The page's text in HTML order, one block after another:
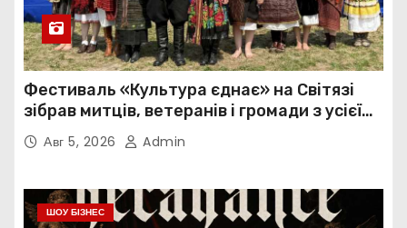
Фестиваль «Культура єднає» на Світязі
зібрав митців, ветеранів і громади з усієї
України
Авг 5, 2026 Admin
ШОУ БІЗНЕС